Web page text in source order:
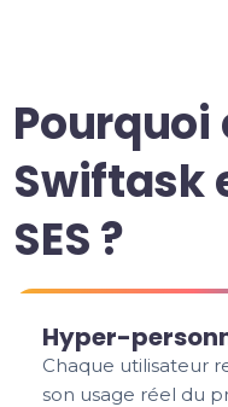
Swiftask
SES ?
Hyper-
Chaque utilisateur
son usage réel du